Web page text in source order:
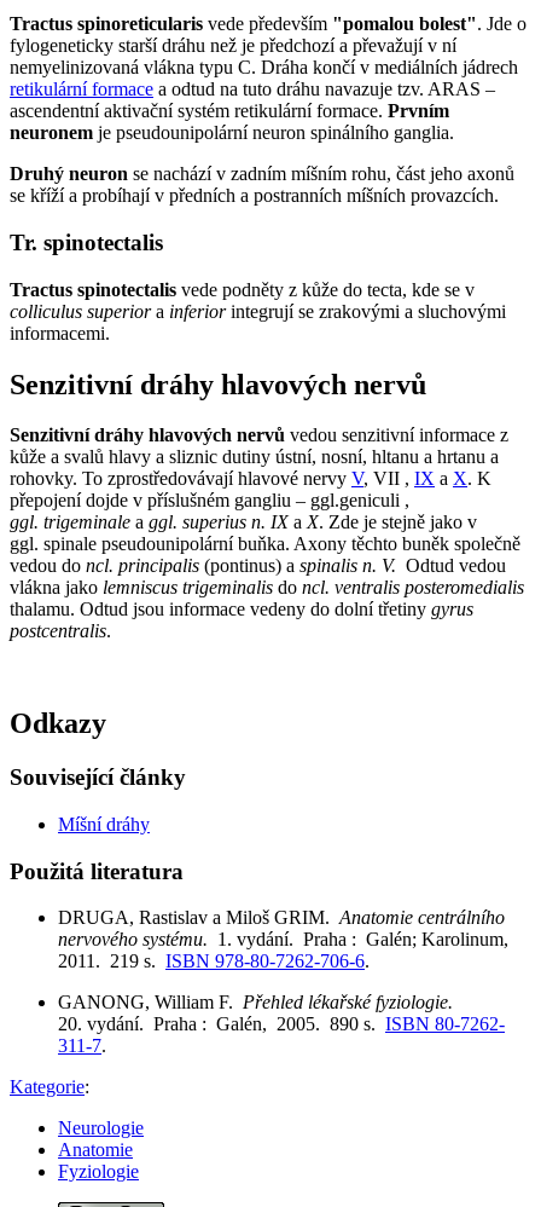
Tractus spinoreticularis vede především "pomalou bolest". Jde o
fylogeneticky starší dráhu než je předchozí a převažují v ní
nemyelinizovaná vlákna typu C. Dráha končí v mediálních jádrech
retikulární formace a odtud na tuto dráhu navazuje tzv. ARAS –
ascendentní aktivační systém retikulární formace. Prvním
neuronem je pseudounipolární neuron spinálního ganglia.
Druhý neuron se nachází v zadním míšním rohu, část jeho axonů
se kříží a probíhají v předních a postranních míšních provazcích.
Tr. spinotectalis
Tractus spinotectalis vede podněty z kůže do tecta, kde se v
colliculus superiora inferiorintegrují se zrakovými a sluchovými
informacemi.
Senzitivní dráhy hlavových nervů
Senzitivní dráhy hlavových nervů vedou senzitivní informace z
kůže a svalů hlavy a sliznic dutiny ústní, nosní, hltanu a hrtanu a
rohovky. To zprostředovávají hlavové nervy V, VII , IX a X. K
přepojení dojde v příslušném gangliu – ggl.geniculi ,
ggl. trigeminale a ggl. superius n. IXaX. Zde je stejně jako v
ggl. spinale pseudounipolární buňka. Axony těchto buněk společně
vedou do ncl. principalis (pontinus) a spinalis n. V. Odtud vedou
vlákna jako lemniscus trigeminalis do ncl. ventralis posteromedialis
thalamu. Odtud jsou informace vedeny do dolní třetiny gyrus
postcentralis.
Odkazy
Související články
Míšní dráhy
Použitá literatura
DRUGA, Rastislav a Miloš GRIM.Anatomie centrálního
nervového systému. 1. vydání. Praha : Galén; Karolinum,
2011. 219 s. ISBN 978-80-7262-706-6.
GANONG, William F. Přehled lékařské fyziologie.
20. vydání. Praha : Galén, 2005. 890 s. ISBN 80-7262-
311-7.
Kategorie:
Neurologie
Anatomie
Fyziologie